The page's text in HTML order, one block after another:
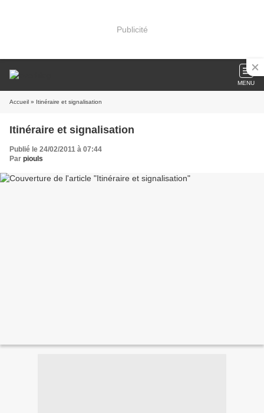
Publicité
MENU
Accueil » Itinéraire et signalisation
Itinéraire et signalisation
Publié le 24/02/2011 à 07:44
Par piouls